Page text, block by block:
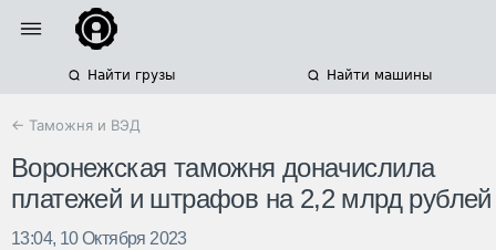
Найти грузы Найти машины
← Таможня и ВЭД
Воронежская таможня доначислила
платежей и штрафов на 2,2 млрд рублей
13:04, 10 Октября 2023